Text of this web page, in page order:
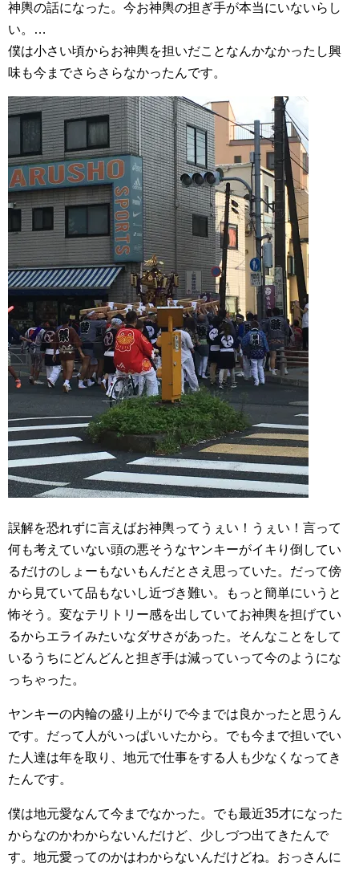
神輿の話になった。今お神輿の担ぎ手が本当にいないらし
い。
…
僕は小さい頃からお神輿を担いだことなんかなかったし興
味も今までさらさらなかったんです。
誤解を恐れずに言えばお神輿ってうぇい！うぇい！言って
何も考えていない頭の悪そうなヤンキーがイキり倒してい
るだけのしょーもないもんだとさえ思っていた。だって傍
から見ていて品もないし近づき難い。もっと簡単にいうと
怖そう。変なテリトリー感を出していてお神輿を担げてい
るからエライみたいなダサさがあった。そんなことをして
いるうちにどんどんと担ぎ手は減っていって今のようにな
っちゃった。
ヤンキーの内輪の盛り上がりで今までは良かったと思うん
です。だって人がいっぱいいたから。でも今まで担いでい
た人達は年を取り、地元で仕事をする人も少なくなってき
たんです。
僕は地元愛なんて今までなかった。でも最近35才になった
からなのかわからないんだけど、少しづつ出てきたんで
す。地元愛ってのかはわからないんだけどね。おっさんに